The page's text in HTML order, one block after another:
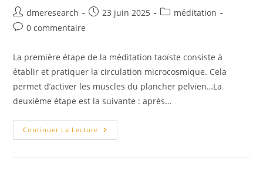
Auteur/autrice
de
dmeresearch
Publication
23 juin 2025
Postméditation
Commentaires
la
publication :
0 commentaire
La première étape de la méditation taoïste consiste à
établir et pratiquer la circulation microcosmique. Cela
permet d’activer les muscles du plancher pelvien…La
deuxième étape est la suivante : après…
Continuer La Lecture Rappel
Des